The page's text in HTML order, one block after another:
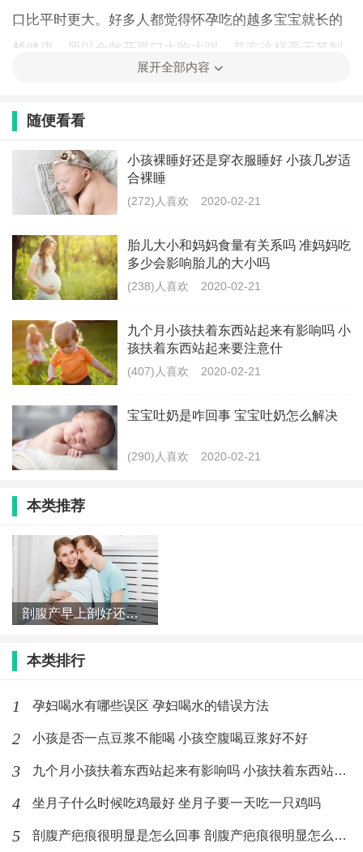
口比平时更大。好多人都觉得怀孕吃的越多宝宝就长的
越健康，所以会敞开胃口大吃大喝。其实这样毫无节制
的吃法很容易引起妊娠糖尿病或让自己过度肥胖，也容
高糖高盐，脂肪含量高比较重口味的食物。这样宝宝营
养吸收才会更全面，不会长成巨大儿，孕妈产后体重也
妊娠反应严重，吃不下的孕妇
怀孕时妊娠反应严重，吃不下饭，甚至有的孕妇连喝水
都会吐。这类孕妇进食较少，很容易造成胎儿发育不良
偏小。
量多餐进行进食。为了增加孕妇的胃口，可以吃一些酸
性水果来进行开胃。因为妊娠反应严重的孕妇吃的较
吃就吃吧。但是为了宝宝营养吸收的更全面，还是建议
肉类、蔬菜、水果样样都要吃点。
孕期饮食要注意什么
1. 避免暴饮暴食，少食多餐为宜
顿，尽量三餐规律，可以少吃多餐，食物种类丰富多样
化，这样对肠胃和体重控制都比较好。对于超重、肥胖
或体重增加过快的孕妈，或者有血糖偏高或妊娠糖尿病
的准妈妈，更需要注意合理控制总能量的摄入。在孕期
还要保持定时定量的进食，才能确保妈妈和宝宝的营养
展开全部内容
随便看看
小孩裸睡好还是穿衣服睡好 小孩几岁适
合裸睡
(272)人喜欢 2020-02-21
胎儿大小和妈妈食量有关系吗 准妈妈吃
多少会影响胎儿的大小吗
(238)人喜欢 2020-02-21
九个月小孩扶着东西站起来有影响吗 小
孩扶着东西站起来要注意什
(407)人喜欢 2020-02-21
宝宝吐奶是咋回事 宝宝吐奶怎么解决
(290)人喜欢 2020-02-21
本类推荐
剖腹产早上剖好还是下午剖好 剖腹产一天中什么时间最好
本类排行
1 孕妇喝水有哪些误区 孕妇喝水的错误方法
2 小孩是否一点豆浆不能喝 小孩空腹喝豆浆好不好
3 九个月小孩扶着东西站起来有影响吗 小孩扶着东西站起来要注意什
4 坐月子什么时候吃鸡最好 坐月子要一天吃一只鸡吗
5 剖腹产疤痕很明显是怎么回事 剖腹产疤痕很明显怎么消除